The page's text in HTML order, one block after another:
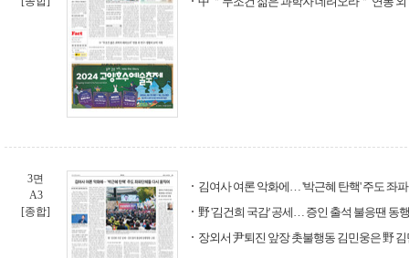
3면
A3
[종합]
김여사 여론 악화에… '박근혜 탄핵' 주도 좌
野 '김건희 국감' 공세… 증인 출석 불응땐 동
장외서 尹퇴진 앞장 촛불행동 김민웅은 野